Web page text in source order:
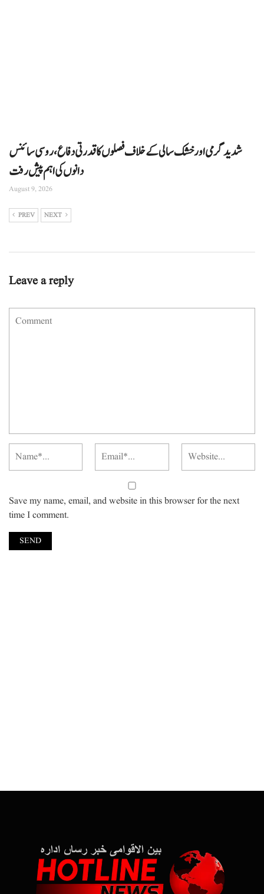
شدید گرمی اور خشک سالی کے خلاف فصلوں کا قدرتی دفاع، روسی سائنس
دانوں کی اہم پیش رفت
August 9, 2026
PREV NEXT
Leave a reply
Save my name, email, and website in this browser for the next
time I comment.